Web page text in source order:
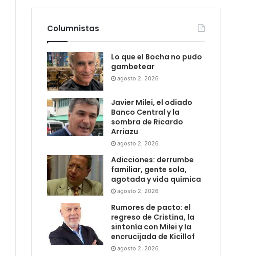
Columnistas
Lo que el Bocha no pudo
gambetear
agosto 2, 2026
Javier Milei, el odiado
Banco Central y la
sombra de Ricardo
Arriazu
agosto 2, 2026
Adicciones: derrumbe
familiar, gente sola,
agotada y vida química
agosto 2, 2026
Rumores de pacto: el
regreso de Cristina, la
sintonía con Milei y la
encrucijada de Kicillof
agosto 2, 2026